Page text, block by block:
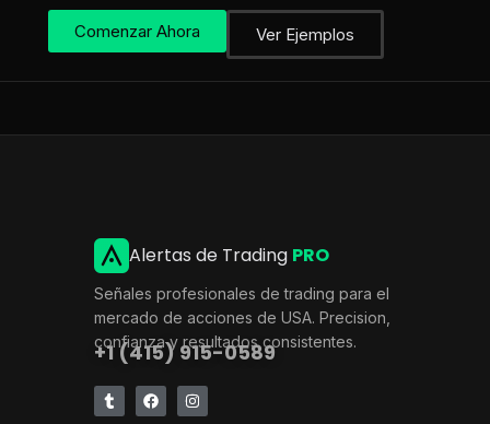
Comenzar Ahora Ver Ejemplos
Alertas de Trading PRO
Señales profesionales de trading para el
mercado de acciones de USA. Precision,
confianza y resultados consistentes.
+1 (415) 915-0589